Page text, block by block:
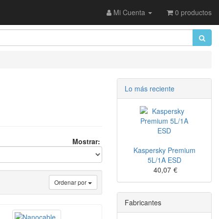
Mi Cuenta 0 productos
Mostrar:
Ordenar por
Lo más reciente
Kaspersky Premium
5L/1A ESD
40,07 €
Fabricantes